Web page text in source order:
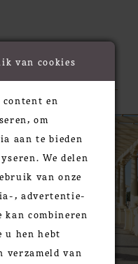
van cookies
en
om
aan te bieden
We delen
van onze
, advertentie-
kan combineren
u hen hebt
verzameld van